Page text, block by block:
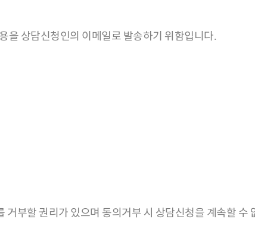
을 상담신청인의 이메일로 발송하기 위함입니다.
부할 권리가 있으며 동의거부 시 상담신청을 계속할 수